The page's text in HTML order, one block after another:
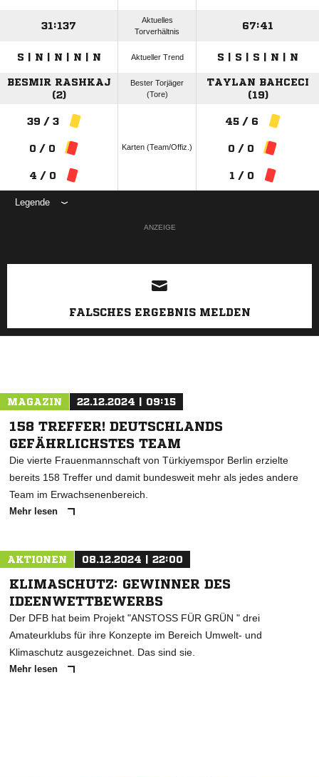
31:137
Aktuelles
Torverhältnis
67:41
S | N | N | N | N Aktueller Trend S | S | S | N | N
BESMIR RASHKAJ
(2)
Bester Torjäger
(Tore)
TAYLAN BAHCECI
(19)
39 / 3
0 / 0
4 / 0
Karten (Team/Offiz.)
45 / 6
0 / 0
1 / 0
Legende
ANZEIGE
FALSCHES ERGEBNIS MELDEN
MAGAZIN 22.12.2024 | 09:15
158 TREFFER! DEUTSCHLANDS
GEFÄHRLICHSTES TEAM
Die vierte Frauenmannschaft von Türkiyemspor Berlin erzielte
bereits 158 Treffer und damit bundesweit mehr als jedes andere
Team im Erwachsenenbereich.
Mehr lesen
AKTIONEN 08.12.2024 | 22:00
KLIMASCHUTZ: GEWINNER DES
IDEENWETTBEWERBS
Der DFB hat beim Projekt "ANSTOSS FÜR GRÜN " drei
Amateurklubs für ihre Konzepte im Bereich Umwelt- und
Klimaschutz ausgezeichnet. Das sind sie.
Mehr lesen